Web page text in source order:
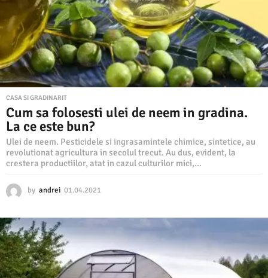
0
2
1
CASA SI GRADINARIT
Cum sa folosesti ulei de neem in gradina.
La ce este bun?
Ulei de neem. Pesticidele si ingrasamintele chimice, sintetice, au
revolutionat agricultura in secolul trecut. Au dus, evident, la
crestera productiilor, atat in cazul culturilor mici,...
by andrei 01.04.2021
6
2
0